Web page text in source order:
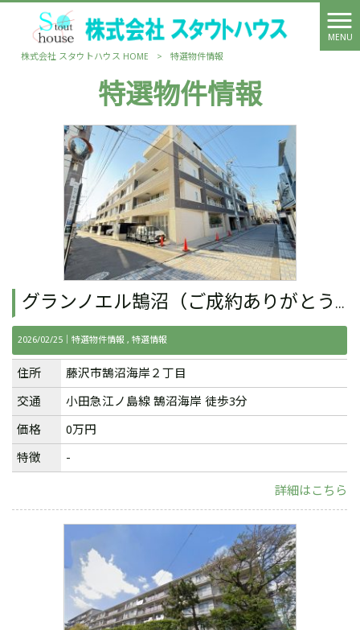
MENU
株式会社 スタウトハウス HOME
> 特選物件情報
特選物件情報
グランノエル鵠沼（ご成約ありがとうございました。）
2026/02/25｜ 特選物件情報 特選情報
住所
藤沢市鵠沼海岸２丁目
交通
小田急江ノ島線 鵠沼海岸 徒歩3分
価格
0万円
特徴
-
詳細はこちら